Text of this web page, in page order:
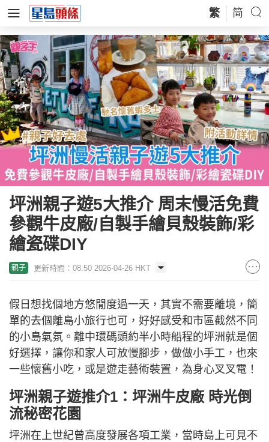
繁 简
坪洲親子遊5大推介 周末慢活免費
參觀牛皮廠/自製手繪貝殼裝飾/彩
繪瓷碟DIY
親子 更新時間：08:50 2026-04-26 HKT
假日想找個地方悠閒度過一天，其實不需要離境，簡
單的去個離島小旅行也可，好好感受和市區截然不同
的小島氣氛。離中環碼頭約半小時船程的坪洲就是個
好選擇，讓你和家人可放慢腳步，做做小手工，也來
一些懷舊小吃，或是遊走藝術裝置，為身心叉叉電！
坪洲親子遊推介1：坪洲牛皮廠 時光倒
流秘密花園
坪洲在上世紀曾高度發展各項工業，當時島上可見不